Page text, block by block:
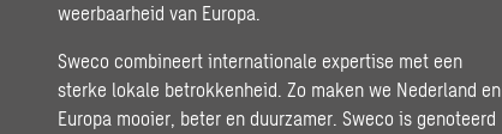
weerbaarheid van Europa.
Sweco combineert internationale expertise met een
sterke lokale betrokkenheid. Zo maken we Nederland en
Europa mooier, beter en duurzamer. Sweco is genoteerd